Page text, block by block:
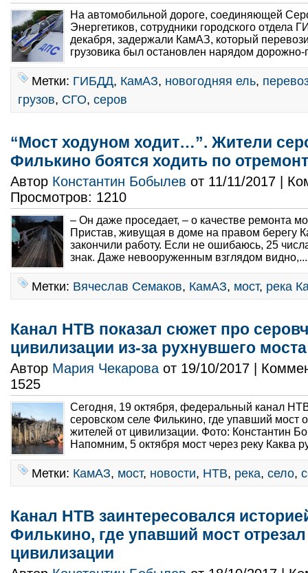
На автомобильной дороге, соединяющей
Энергетиков, сотрудники городского отдела
декабря, задержали КамАЗ, который
грузовика был остановлен нарядом
Метки: ГИБДД, КамАЗ, новогодняя ель,
грузов, СГО, серов
“Мост ходуном ходит…”. Жители
Филькино боятся ходить по
Автор Константин Бобылев от 11/11/2017 |
Просмотров: 1210
– Он даже проседает, – о качестве ремонта
Пристав, живущая в доме на правом берегу
закончили работу. Если не ошибаюсь, 25
знак. Даже невооруженным взглядом
Метки: Вячеслав Семаков, КамАЗ, мост, река
Канал НТВ показал сюжет про
цивилизации из-за рухнувшего моста
Автор Мария Чекарова от 19/10/2017 |
1525
Сегодня, 19 октября, федеральный канал
серовском селе Филькино, где упавший мост
жителей от цивилизации. Фото: Константин
Напомним, 5 октября мост через реку Каква
Метки: КамАЗ, мост, новости, НТВ, река, село,
Канал НТВ заинтересовался
Филькино, где упавший мост
цивилизации